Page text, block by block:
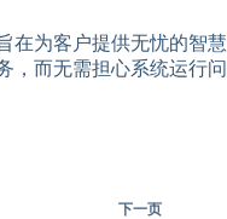
在为客户提供无忧的智慧
，而无需担心系统运行问
下一页